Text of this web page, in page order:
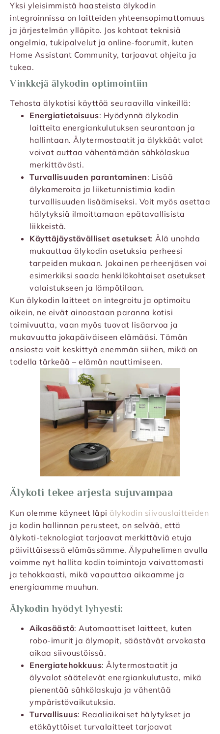
Yksi yleisimmistä haasteista älykodin
integroinnissa on laitteiden yhteensopimattomuus
ja järjestelmän ylläpito. Jos kohtaat teknisiä
ongelmia, tukipalvelut ja online-foorumit, kuten
Home Assistant Community, tarjoavat ohjeita ja
tukea.
Vinkkejä älykodin optimointiin
Tehosta älykotisi käyttöä seuraavilla vinkeillä:
Energiatietoisuus: Hyödynnä älykodin
laitteita energiankulutuksen seurantaan ja
hallintaan. Älytermostaatit ja älykkäät valot
voivat auttaa vähentämään sähkölaskua
merkittävästi.
Turvallisuuden parantaminen: Lisää
älykameroita ja liiketunnistimia kodin
turvallisuuden lisäämiseksi. Voit myös asettaa
hälytyksiä ilmoittamaan epätavallisista
liikkeistä.
Käyttäjäystävälliset asetukset: Älä unohda
mukauttaa älykodin asetuksia perheesi
tarpeiden mukaan. Jokainen perheenjäsen voi
esimerkiksi saada henkilökohtaiset asetukset
valaistukseen ja lämpötilaan.
Kun älykodin laitteet on integroitu ja optimoitu
oikein, ne eivät ainoastaan paranna kotisi
toimivuutta, vaan myös tuovat lisäarvoa ja
mukavuutta jokapäiväiseen elämääsi. Tämän
ansiosta voit keskittyä enemmän siihen, mikä on
todella tärkeää – elämän nauttimiseen.
Älykoti tekee arjesta sujuvampaa
Kun olemme käyneet läpi älykodin siivouslaitteiden
ja kodin hallinnan perusteet, on selvää, että
älykoti-teknologiat tarjoavat merkittäviä etuja
päivittäisessä elämässämme. Älypuhelimen avulla
voimme nyt hallita kodin toimintoja vaivattomasti
ja tehokkaasti, mikä vapauttaa aikaamme ja
energiaamme muuhun.
Älykodin hyödyt lyhyesti:
Aikasäästö: Automaattiset laitteet, kuten
robo-imurit ja älymopit, säästävät arvokasta
aikaa siivoustöissä.
Energiatehokkuus: Älytermostaatit ja
älyvalot säätelevät energiankulutusta, mikä
pienentää sähkölaskuja ja vähentää
ympäristövaikutuksia.
Turvallisuus: Reaaliaikaiset hälytykset ja
etäkäyttöiset turvalaitteet tarjoavat